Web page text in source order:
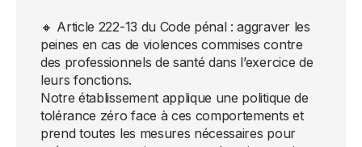
🔸 Article 222-13 du Code pénal : aggraver les
peines en cas de violences commises contre
des professionnels de santé dans l’exercice de
leurs fonctions.
Notre établissement applique une politique de
tolérance zéro face à ces comportements et
prend toutes les mesures nécessaires pour